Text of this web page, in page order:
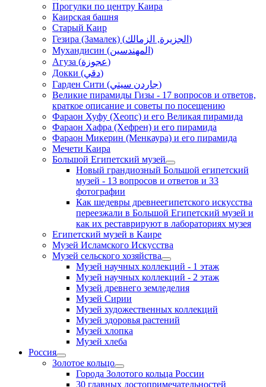
Прогулки по центру Каира
Каирская башня
Старый Каир
Гезира (Замалек) (الجزيرة, الزمالك)
Мухандисин (المهندسين)
Агуза (عجوزة)
Докки (دقي)
Гарден Сити (جاردن سيتي)
Великие пирамиды Гизы - 17 вопросов и ответов,
краткое описание и советы по посещению
Фараон Хуфу (Хеопс) и его Великая пирамида
Фараон Хафра (Хефрен) и его пирамида
Фараон Микерин (Менкаура) и его пирамида
Мечети Каира
Большой Египетский музей
Новый грандиозный Большой египетский
музей - 13 вопросов и ответов и 33
фотографии
Как шедевры древнеегипетского искусства
переезжали в Большой Египетский музей и
как их реставрируют в лабораториях музея
Египетский музей в Каире
Музей Исламского Искусства
Музей сельского хозяйства
Музей научных коллекций - 1 этаж
Музей научных коллекций - 2 этаж
Музей древнего земледелия
Музей Сирии
Музей художественных коллекций
Музей здоровья растений
Музей хлопка
Музей хлеба
Россия
Золотое кольцо
Города Золотого кольца России
30 главных достопримечательностей